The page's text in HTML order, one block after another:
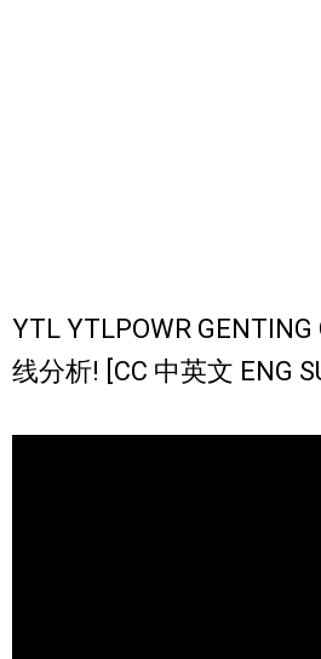
YTL YTLPOWR
线分析! [CC 中英文 ENG